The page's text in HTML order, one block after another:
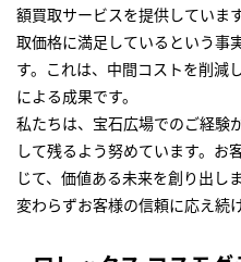
額買取サービスを提供していま
取価格に満足しているという事
す。これは、中間コストを削減
による成果です。
私たちは、宝石広場でのご経験
して残るよう努めています。お
じて、価値ある未来を創り出し
変わらずお客様の信頼に応え続け